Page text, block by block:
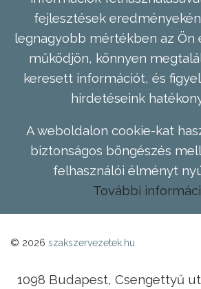
fejlesztések
legnagyobb mértékben az Ön
működjön, könnyen
keresett információt, és
hirdetéseink
A weboldalon cookie-kat
biztonságos böngészés
felhasználói élményt
További
© 2026 szakszervezetek.hu
1098 Budapest, Csengettyű